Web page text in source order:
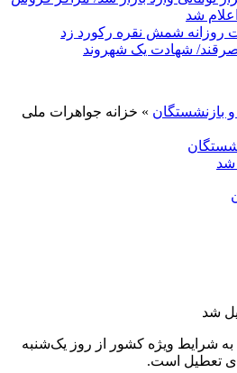
شد
روزانه شمش نقره رکورد زد
شهادت یک شهروند
بازنشستگان » خزانه جواهرات ملی
شد
به شرایط ویژه کشور از روز یک‌شنبه